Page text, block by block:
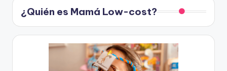
¿Quién es Mamá Low-cost?